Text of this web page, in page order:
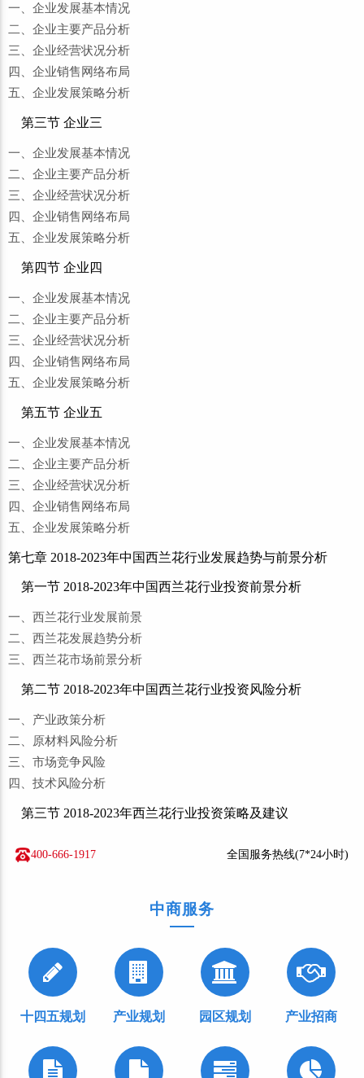
一、企业发展基本情况
二、企业主要产品分析
三、企业经营状况分析
四、企业销售网络布局
五、企业发展策略分析
第三节 企业三
一、企业发展基本情况
二、企业主要产品分析
三、企业经营状况分析
四、企业销售网络布局
五、企业发展策略分析
第四节 企业四
一、企业发展基本情况
二、企业主要产品分析
三、企业经营状况分析
四、企业销售网络布局
五、企业发展策略分析
第五节 企业五
一、企业发展基本情况
二、企业主要产品分析
三、企业经营状况分析
四、企业销售网络布局
五、企业发展策略分析
第七章 2018-2023年中国西兰花行业发展趋势与前景分析
第一节 2018-2023年中国西兰花行业投资前景分析
一、西兰花行业发展前景
二、西兰花发展趋势分析
三、西兰花市场前景分析
第二节 2018-2023年中国西兰花行业投资风险分析
一、产业政策分析
二、原材料风险分析
三、市场竞争风险
四、技术风险分析
第三节 2018-2023年西兰花行业投资策略及建议
400-666-1917 全国服务热线(7*24小时)
中商服务
十四五规划 产业规划 园区规划 产业招商